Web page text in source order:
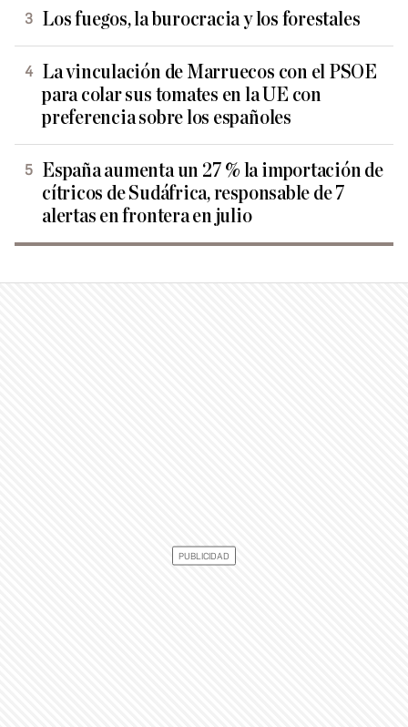
Los fuegos, la burocracia y los forestales
La vinculación de Marruecos con el PSOE
para colar sus tomates en la UE con
preferencia sobre los españoles
España aumenta un 27 % la importación de
cítricos de Sudáfrica, responsable de 7
alertas en frontera en julio